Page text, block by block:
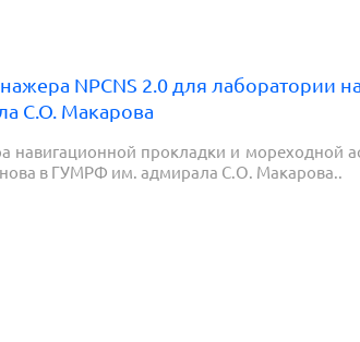
NPCNS 2.0 для лаборатории
С.О. Макарова
навигационной прокладки и мореходной
в ГУМРФ им. адмирала С.О. Макарова..